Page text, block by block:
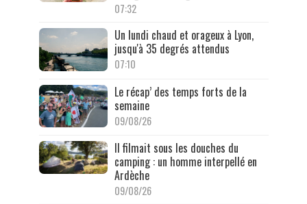
07:32
Un lundi chaud et orageux à Lyon,
jusqu'à 35 degrés attendus
07:10
Le récap’ des temps forts de la
semaine
09/08/26
Il filmait sous les douches du
camping : un homme interpellé en
Ardèche
09/08/26